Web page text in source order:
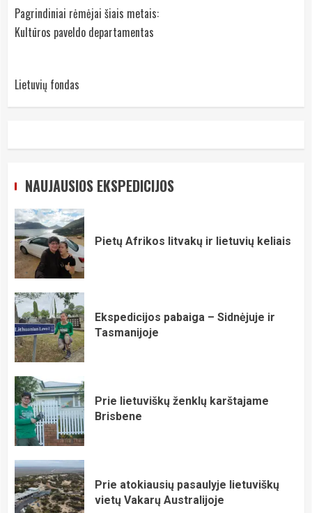
Pagrindiniai rėmėjai šiais metais:
Kultūros paveldo departamentas
Lietuvių fondas
NAUJAUSIOS EKSPEDICIJOS
Pietų Afrikos litvakų ir lietuvių keliais
Ekspedicijos pabaiga – Sidnėjuje ir
Tasmanijoje
Prie lietuviškų ženklų karštajame
Brisbene
Prie atokiausių pasaulyje lietuviškų
vietų Vakarų Australijoje